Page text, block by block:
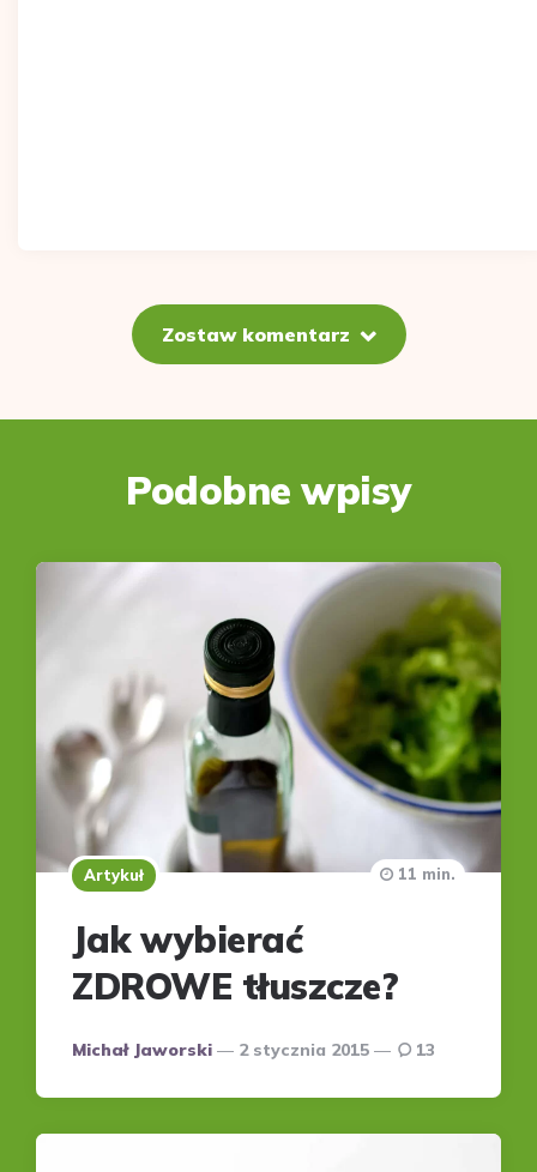
Zostaw komentarz
Podobne wpisy
Artykuł
Jak wybierać
ZDROWE tłuszcze?
Posted
Michał Jaworski 2 stycznia 2015
11 min.
13